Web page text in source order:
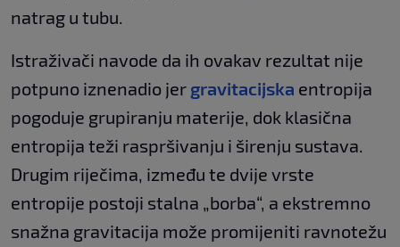
natrag u tubu.
Istraživači navode da ih ovakav rezultat nije
potpuno iznenadio jer gravitacijska entropija
pogoduje grupiranju materije, dok klasična
entropija teži raspršivanju i širenju sustava.
Drugim riječima, između te dvije vrste
entropije postoji stalna „borba“, a ekstremno
snažna gravitacija može promijeniti ravnotežu